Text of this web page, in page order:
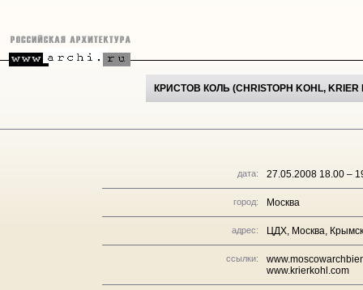
КРИСТОВ КОЛЬ (CHRISTOPH KOHL,
дата: 27.05.2008 18.00 –
город: Москва
адрес: ЦДХ, Москва,
ссылки:
www.krierkohl.com